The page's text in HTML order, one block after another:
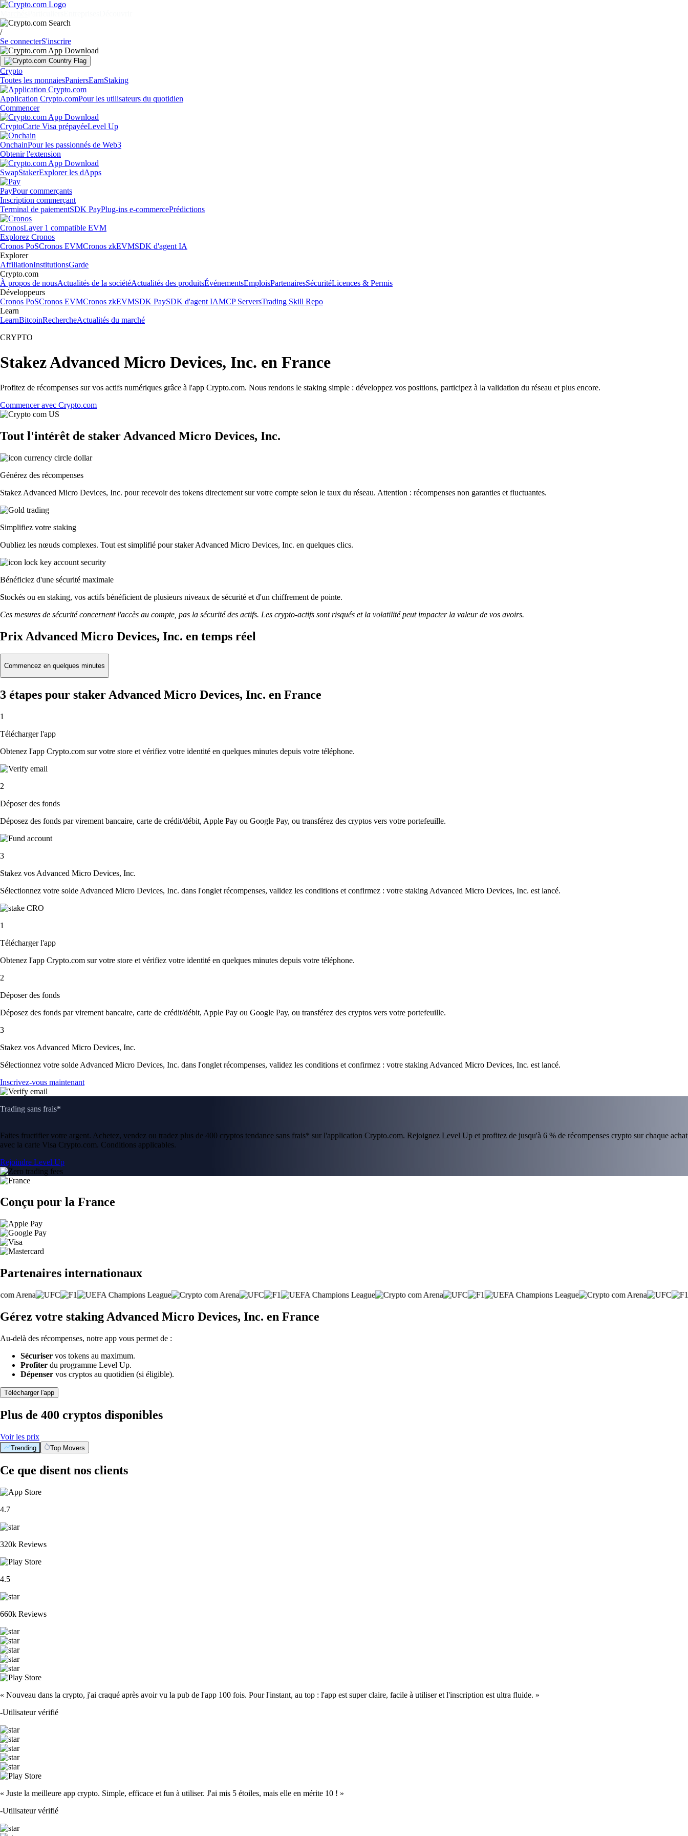
/
Se connecterS'inscrire
Crypto
Toutes les monnaiesPaniersEarnStaking
Application Crypto.comPour les utilisateurs du quotidien
Commencer
CryptoCarte Visa prépayéeLevel Up
OnchainPour les passionnés de Web3
Obtenir l'extension
SwapStakerExplorer les dApps
PayPour commerçants
Inscription commerçant
Terminal de paiementSDK PayPlug-ins e-commercePrédictions
CronosLayer 1 compatible EVM
Explorez Cronos
Cronos PoSCronos EVMCronos zkEVMSDK d'agent IA
Explorer
AffiliationInstitutionsGarde
Crypto.com
À propos de nousActualités de la sociétéActualités des produitsÉvénementsEmploisPartenairesSécuritéLicences & Permis
Développeurs
Cronos PoSCronos EVMCronos zkEVMSDK PaySDK d'agent IAMCP ServersTrading Skill Repo
Learn
LearnBitcoinRechercheActualités du marché
CRYPTO
Stakez Advanced Micro Devices, Inc. en France
Profitez de récompenses sur vos actifs numériques grâce à l'app Crypto.com. Nous rendons le staking simple : développez vos positions, participez à la validation du réseau et plus encore.
Commencer avec Crypto.com
Tout l'intérêt de staker Advanced Micro Devices, Inc.
Générez des récompenses
Stakez Advanced Micro Devices, Inc. pour recevoir des tokens directement sur votre compte selon le taux du réseau. Attention : récompenses non garanties et fluctuantes.
Simplifiez votre staking
Oubliez les nœuds complexes. Tout est simplifié pour staker Advanced Micro Devices, Inc. en quelques clics.
Bénéficiez d'une sécurité maximale
Stockés ou en staking, vos actifs bénéficient de plusieurs niveaux de sécurité et d'un chiffrement de pointe.
Ces mesures de sécurité concernent l'accès au compte, pas la sécurité des actifs. Les crypto-actifs sont risqués et la volatilité peut impacter la valeur de vos avoirs.
Prix Advanced Micro Devices, Inc. en temps réel
Commencez en quelques minutes
3 étapes pour staker Advanced Micro Devices, Inc. en France
1
Télécharger l'app
Obtenez l'app Crypto.com sur votre store et vérifiez votre identité en quelques minutes depuis votre téléphone.
2
Déposer des fonds
Déposez des fonds par virement bancaire, carte de crédit/débit, Apple Pay ou Google Pay, ou transférez des cryptos vers votre portefeuille.
3
Stakez vos Advanced Micro Devices, Inc.
Sélectionnez votre solde Advanced Micro Devices, Inc. dans l'onglet récompenses, validez les conditions et confirmez : votre staking Advanced Micro Devices, Inc. est lancé.
1
Télécharger l'app
Obtenez l'app Crypto.com sur votre store et vérifiez votre identité en quelques minutes depuis votre téléphone.
2
Déposer des fonds
Déposez des fonds par virement bancaire, carte de crédit/débit, Apple Pay ou Google Pay, ou transférez des cryptos vers votre portefeuille.
3
Stakez vos Advanced Micro Devices, Inc.
Sélectionnez votre solde Advanced Micro Devices, Inc. dans l'onglet récompenses, validez les conditions et confirmez : votre staking Advanced Micro Devices, Inc. est lancé.
Inscrivez-vous maintenant
Trading sans frais*
Faites fructifier votre argent. Achetez, vendez ou tradez plus de 400 cryptos tendance sans frais* sur l'application Crypto.com. Rejoignez Level Up et profitez de jusqu'à 6 % de récompenses crypto sur chaque achat
avec la carte Visa Crypto.com. Conditions applicables.
Rejoindre Level Up
Conçu pour la France
Partenaires internationaux
Gérez votre staking Advanced Micro Devices, Inc. en France
Au-delà des récompenses, notre app vous permet de :
Sécuriser vos tokens au maximum.
Profiter du programme Level Up.
Dépenser vos cryptos au quotidien (si éligible).
Télécharger l'app
Plus de 400 cryptos disponibles
Voir les prix
Trending Top Movers
Ce que disent nos clients
4.7
320k Reviews
4.5
660k Reviews
« Nouveau dans la crypto, j'ai craqué après avoir vu la pub de l'app 100 fois. Pour l'instant, au top : l'app est super claire, facile à utiliser et l'inscription est ultra fluide. »
-Utilisateur vérifié
« Juste la meilleure app crypto. Simple, efficace et fun à utiliser. J'ai mis 5 étoiles, mais elle en mérite 10 ! »
-Utilisateur vérifié